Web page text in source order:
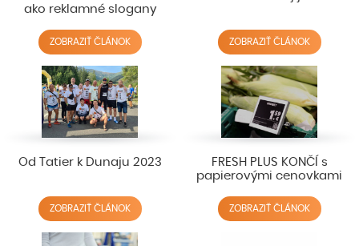
ako reklamné slogany
ZOBRAZIŤ ČLÁNOK ZOBRAZIŤ ČLÁNOK
Od Tatier k Dunaju 2023
ZOBRAZIŤ ČLÁNOK
FRESH PLUS KONČÍ s
papierovými cenovkami
ZOBRAZIŤ ČLÁNOK